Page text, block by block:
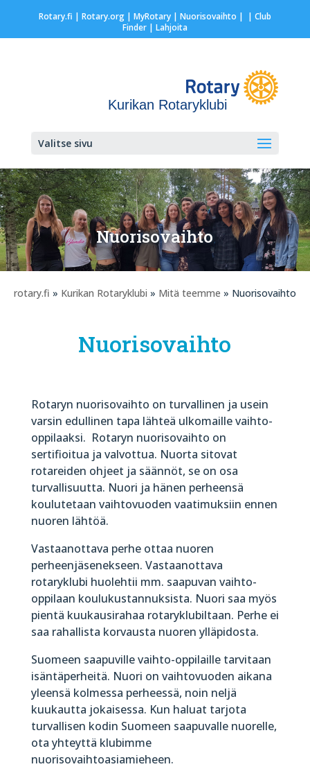
Rotary.fi | Rotary.org| MyRotary | Nuorisovaihto | | Club
Finder| Lahjoita
Kurikan Rotaryklubi
Valitse sivu
Nuorisovaihto
rotary.fi » Kurikan Rotaryklubi » Mitä teemme » Nuorisovaihto
Nuorisovaihto
Rotaryn nuorisovaihto on turvallinen ja usein
varsin edullinen tapa lähteä ulkomaille vaihto-
oppilaaksi. Rotaryn nuorisovaihto on
sertifioitua ja valvottua. Nuorta sitovat
rotareiden ohjeet ja säännöt, se on osa
turvallisuutta. Nuori ja hänen perheensä
koulutetaan vaihtovuoden vaatimuksiin ennen
nuoren lähtöä.
Vastaanottava perhe ottaa nuoren
perheenjäsenekseen. Vastaanottava
rotaryklubi huolehtii mm. saapuvan vaihto-
oppilaan koulukustannuksista. Nuori saa myös
pientä kuukausirahaa rotaryklubiltaan. Perhe ei
saa rahallista korvausta nuoren ylläpidosta.
Suomeen saapuville vaihto-oppilaille tarvitaan
isäntäperheitä. Nuori on vaihtovuoden aikana
yleensä kolmessa perheessä, noin neljä
kuukautta jokaisessa. Kun haluat tarjota
turvallisen kodin Suomeen saapuvalle nuorelle,
ota yhteyttä klubimme
nuorisovaihtoasiamieheen.